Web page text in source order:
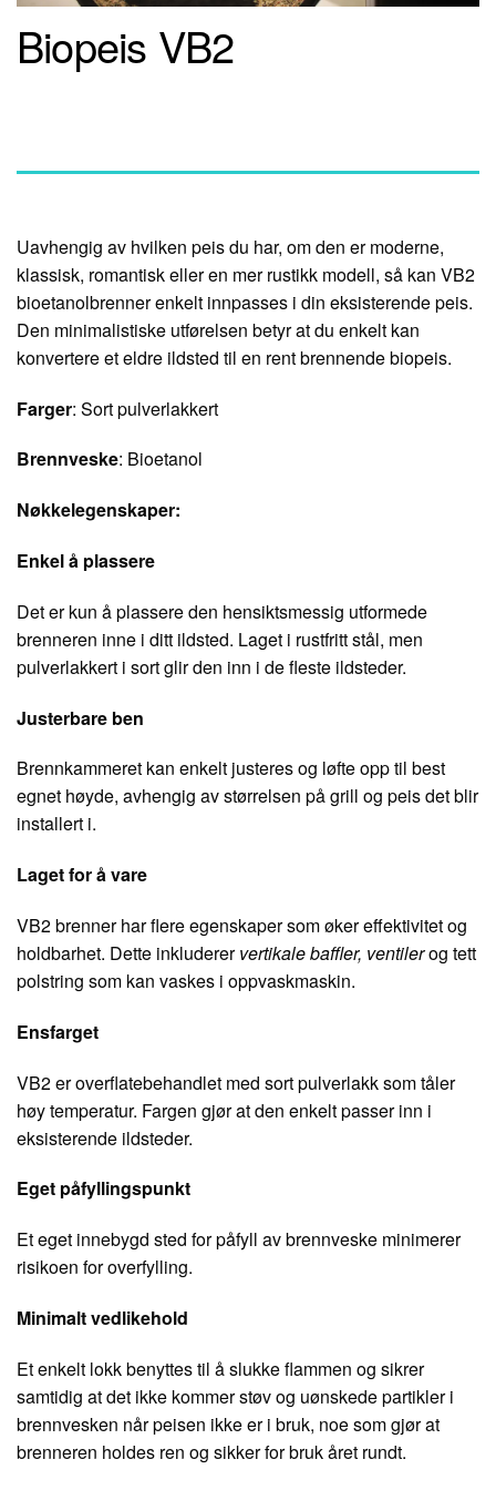
Biopeis VB2
Uavhengig av hvilken peis du har, om den er moderne,
klassisk, romantisk eller en mer rustikk modell, så kan VB2
bioetanolbrenner enkelt innpasses i din eksisterende peis.
Den minimalistiske utførelsen betyr at du enkelt kan
konvertere et eldre ildsted til en rent brennende biopeis.
Farger: Sort pulverlakkert
Brennveske: Bioetanol
Nøkkelegenskaper:
Enkel å plassere
Det er kun å plassere den hensiktsmessig utformede
brenneren inne i ditt ildsted. Laget i rustfritt stål, men
pulverlakkert i sort glir den inn i de fleste ildsteder.
Justerbare ben
Brennkammeret kan enkelt justeres og løfte opp til best
egnet høyde, avhengig av størrelsen på grill og peis det blir
installert i.
Laget for å vare
VB2 brenner har flere egenskaper som øker effektivitet og
holdbarhet. Dette inkluderervertikale baffler, ventilerog tett
polstring som kan vaskes i oppvaskmaskin.
Ensfarget
VB2 er overflatebehandlet med sort pulverlakk som tåler
høy temperatur. Fargen gjør at den enkelt passer inn i
eksisterende ildsteder.
Eget påfyllingspunkt
Et eget innebygd sted for påfyll av brennveske minimerer
risikoen for overfylling.
Minimalt vedlikehold
Et enkelt lokk benyttes til å slukke flammen og sikrer
samtidig at det ikke kommer støv og uønskede partikler i
brennvesken når peisen ikke er i bruk, noe som gjør at
brenneren holdes ren og sikker for bruk året rundt.